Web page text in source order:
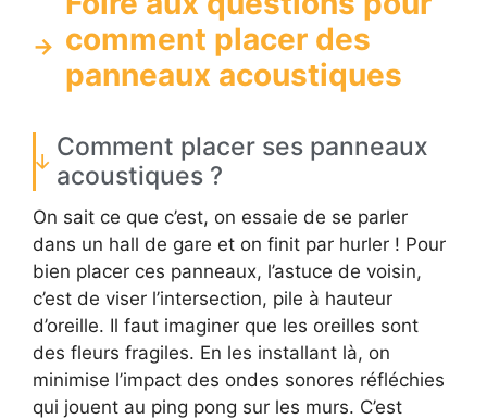
comment placer des
panneaux acoustiques
Comment placer ses panneaux
acoustiques ?
On sait ce que c’est, on essaie de se parler
dans un hall de gare et on finit par hurler ! Pour
bien placer ces panneaux, l’astuce de voisin,
c’est de viser l’intersection, pile à hauteur
d’oreille. Il faut imaginer que les oreilles sont
des fleurs fragiles. En les installant là, on
minimise l’impact des ondes sonores réfléchies
qui jouent au ping pong sur les murs. C’est